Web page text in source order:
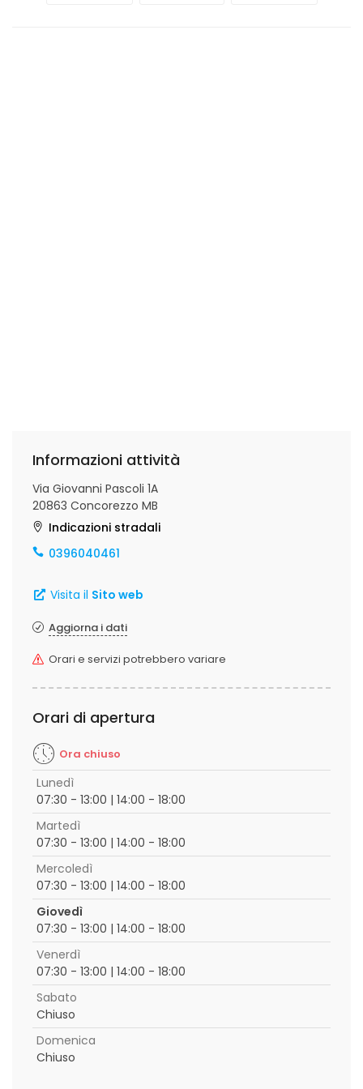
Informazioni attività
Via Giovanni Pascoli 1A
20863 Concorezzo MB
Indicazioni stradali
0396040461
Visita il Sito web
Aggiorna i dati
Orari e servizi potrebbero variare
Orari di apertura
Ora chiuso
Lunedì
07:30 - 13:00 | 14:00 - 18:00
Martedì
07:30 - 13:00 | 14:00 - 18:00
Mercoledì
07:30 - 13:00 | 14:00 - 18:00
Giovedì
07:30 - 13:00 | 14:00 - 18:00
Venerdì
07:30 - 13:00 | 14:00 - 18:00
Sabato
Chiuso
Domenica
Chiuso